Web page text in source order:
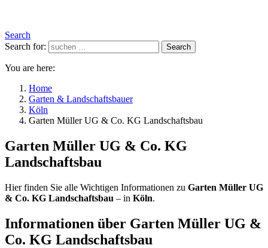
Search
Search for:
Search
You are here:
Home
Garten & Landschaftsbauer
Köln
Garten Müller UG & Co. KG Landschaftsbau
Garten Müller UG & Co. KG
Landschaftsbau
Hier finden Sie alle Wichtigen Informationen zu Garten Müller UG
& Co. KG Landschaftsbau – in Köln.
Informationen über Garten Müller UG &
Co. KG Landschaftsbau